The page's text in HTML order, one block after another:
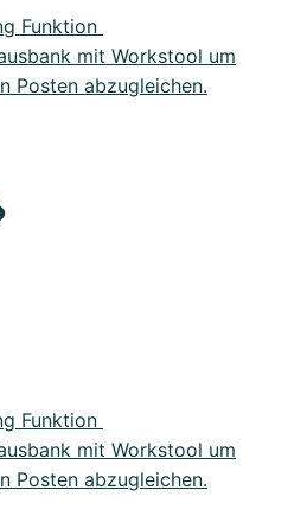
Funktion
mit Workstool um
Posten abzugleichen.
Funktion
mit Workstool um
Posten abzugleichen.